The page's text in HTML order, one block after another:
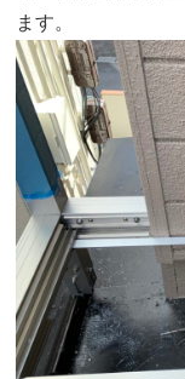
ます。